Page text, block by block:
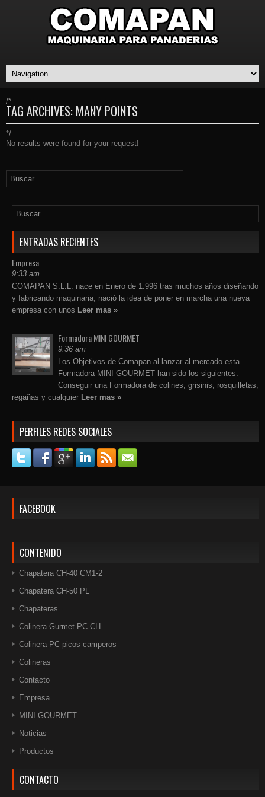
/*
TAG ARCHIVES: MANY POINTS
*/
No results were found for your request!
ENTRADAS RECIENTES
Empresa
9:33 am
COMAPAN S.L.L. nace en Enero de 1.996 tras muchos años diseñando
y fabricando maquinaria, nació la idea de poner en marcha una nueva
empresa con unos Leer mas »
Formadora MINI GOURMET
9:36 am
Los Objetivos de Comapan al lanzar al mercado esta
Formadora MINI GOURMET han sido los siguientes:
Conseguir una Formadora de colines, grisinis, rosquilletas,
regañas y cualquier Leer mas »
PERFILES REDES SOCIALES
FACEBOOK
CONTENIDO
Chapatera CH-40 CM1-2
Chapatera CH-50 PL
Chapateras
Colinera Gurmet PC-CH
Colinera PC picos camperos
Colineras
Contacto
Empresa
MINI GOURMET
Noticias
Productos
CONTACTO